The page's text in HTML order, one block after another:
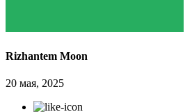
Rizhantem Moon
20 мая, 2025